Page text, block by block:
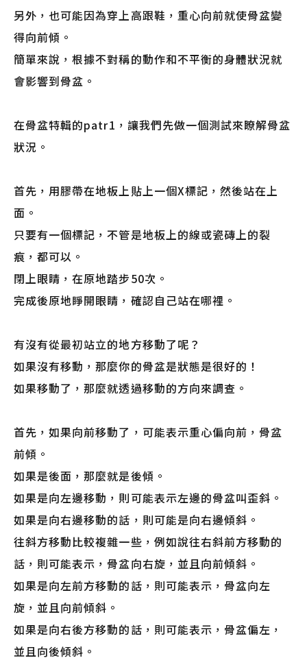
另外，也可能因為穿上高跟鞋，重心向前就使骨盆變
得向前傾。
簡單來說，根據不對稱的動作和不平衡的身體狀況就
會影響到骨盆。
在骨盆特輯的patr1，讓我們先做一個測試來瞭解骨盆
狀況。
首先，用膠帶在地板上貼上一個X標記，然後站在上
面。
只要有一個標記，不管是地板上的線或瓷磚上的裂
痕，都可以。
閉上眼睛，在原地踏步50次。
完成後原地睜開眼睛，確認自己站在哪裡。
有沒有從最初站立的地方移動了呢？
如果沒有移動，那麼你的骨盆是狀態是很好的！
如果移動了，那麼就透過移動的方向來調查。
首先，如果向前移動了，可能表示重心偏向前，骨盆
前傾。
如果是後面，那麼就是後傾。
如果是向左邊移動，則可能表示左邊的骨盆叫歪斜。
如果是向右邊移動的話，則可能是向右邊傾斜。
往斜方移動比較複雜一些，例如說往右斜前方移動的
話，則可能表示，骨盆向右旋，並且向前傾斜。
如果是向左前方移動的話，則可能表示，骨盆向左
旋，並且向前傾斜。
如果是向右後方移動的話，則可能表示，骨盆偏左，
並且向後傾斜。